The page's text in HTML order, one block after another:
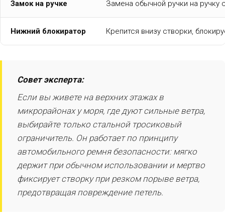
Замок на ручке Замена обычной ручки на ручку
Нижний блокиратор Крепится внизу створки,
Совет эксперта:
Если вы живете на верхних этажах в
микрорайонах у моря, где дуют сильные ветра,
выбирайте только стальной тросиковый
ограничитель. Он работает по принципу
автомобильного ремня безопасности: мягко
держит при обычном использовании и мертво
фиксирует створку при резком порыве ветра,
предотвращая повреждение петель.